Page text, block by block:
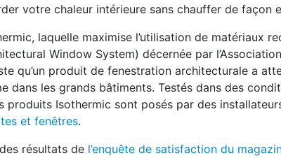
votre chaleur intérieure sans chauffer de façon
laquelle maximise l’utilisation de matériaux
Window System) décernée par
qu’un produit de fenestration architecturale a
les grands bâtiments. Testés dans des
Isothermic sont posés par des
et fenêtres.
résultats de l’enquête de satisfaction du